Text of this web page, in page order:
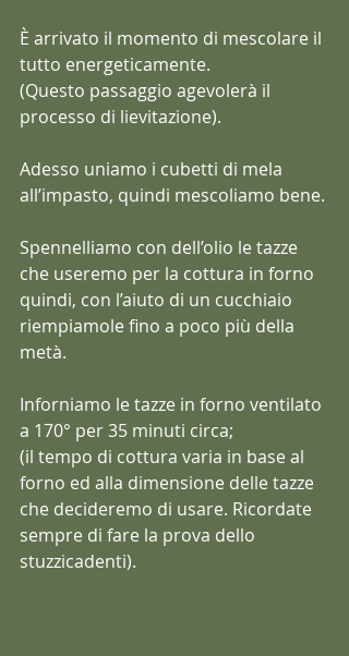
È arrivato il momento di mescolare il
tutto energeticamente.
(Questo passaggio agevolerà il
processo di lievitazione).
Adesso uniamo i cubetti di mela
all’impasto, quindi mescoliamo bene.
Spennelliamo con dell’olio le tazze
che useremo per la cottura in forno
quindi, con l’aiuto di un cucchiaio
riempiamole fino a poco più della
metà.
Inforniamo le tazze in forno ventilato
a 170° per 35 minuti circa;
(il tempo di cottura varia in base al
forno ed alla dimensione delle tazze
che decideremo di usare. Ricordate
sempre di fare la prova dello
stuzzicadenti).